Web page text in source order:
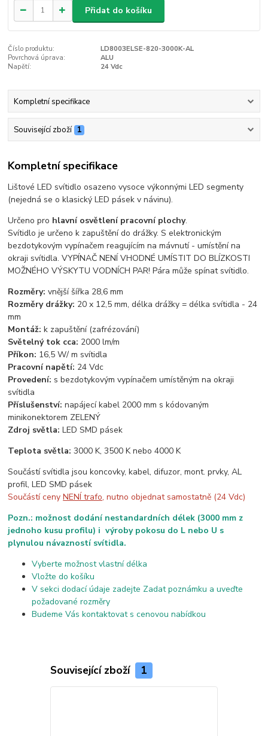
Přidat do košíku
Číslo produktu:
LD8003ELSE-820-3000K-AL
Povrchová úprava:
ALU
Napětí:
24 Vdc
Kompletní specifikace
Související zboží 1
Kompletní specifikace
Lištové LED svítidlo osazeno vysoce výkonnými LED segmenty
(nejedná se o klasický LED pásek v návinu).
Určeno pro hlavní osvětlení pracovní plochy.
Svítidlo je určeno k zapuštění do drážky. S elektronickým
bezdotykovým vypínačem reagujícím na mávnutí - umístění na
okraji svítidla. VYPÍNAČ NENÍ VHODNÉ UMÍSTIT DO BLÍZKOSTI
MOŽNÉHO VÝSKYTU VODNÍCH PAR! Pára může spínat svítidlo.
Rozměry: vnější šířka 28,6 mm
Rozměry drážky: 20 x 12,5 mm, délka drážky = délka svítidla - 24
mm
Montáž: k zapuštění (zafrézování)
Světelný tok cca: 2000 lm/m
Příkon: 16,5 W/ m svítidla
Pracovní napětí: 24 Vdc
Provedení: s bezdotykovým vypínačem umístěným na okraji
svítidla
Příslušenství:napájecí kabel 2000 mm s kódovaným
minikonektorem ZELENÝ
Zdroj světla:LED SMD pásek
Teplota světla:3000 K, 3500 K nebo 4000 K
Součástí svítidla jsou koncovky, kabel, difuzor, mont. prvky, AL
profil, LED SMD pásek
Součástí cenyNENÍ trafo, nutno objednat samostatně (24 Vdc)
Pozn.: možnost dodání nestandardních délek (3000 mm z
jednoho kusu profilu) i výroby pokosu do L nebo U s
plynulou návazností svítidla.
Vyberte možnost vlastní délka
Vložte do košíku
V sekci dodací údaje zadejte Zadat poznámku a uveďte
požadované rozměry
Budeme Vás kontaktovat s cenovou nabídkou
Související zboží 1